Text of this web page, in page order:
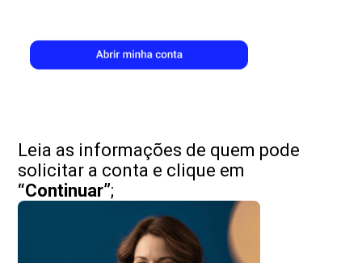
Leia as informações de quem pode
solicitar a conta e clique em
“Continuar”;